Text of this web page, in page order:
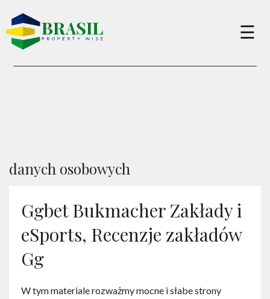
×
Services
Charity
☰
danych osobowych
Ggbet Bukmacher Zakłady i
eSports, Recenzje zakładów
Gg
W tym materiale rozważmy mocne i słabe strony